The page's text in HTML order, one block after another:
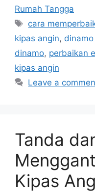
Rumah Tangga
Tags
cara
kipas angin,
dinamo, perbaikan
kipas angin
Leave a
Tanda
Kipas